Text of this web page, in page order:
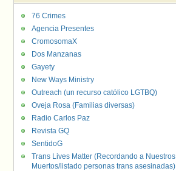
76 Crimes
Agencia Presentes
CromosomaX
Dos Manzanas
Gayety
New Ways Ministry
Outreach (un recurso católico LGTBQ)
Oveja Rosa (Familias diversas)
Radio Carlos Paz
Revista GQ
SentidoG
Trans Lives Matter (Recordando a Nuestros
Muertos/listado personas trans asesinadas)